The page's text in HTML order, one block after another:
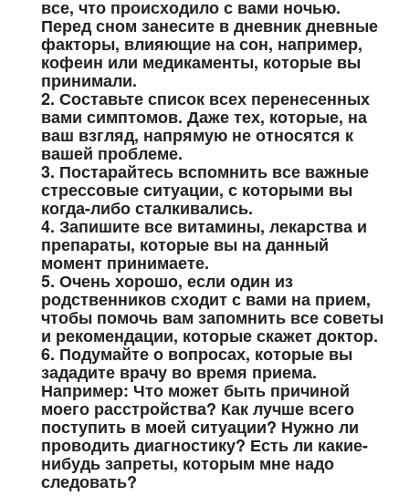
все, что происходило с вами ночью.
Перед сном занесите в дневник дневные
факторы, влияющие на сон, например,
кофеин или медикаменты, которые вы
принимали.
2. Составьте список всех перенесенных
вами симптомов. Даже тех, которые, на
ваш взгляд, напрямую не относятся к
вашей проблеме.
3. Постарайтесь вспомнить все важные
стрессовые ситуации, с которыми вы
когда-либо сталкивались.
4. Запишите все витамины, лекарства и
препараты, которые вы на данный
момент принимаете.
5. Очень хорошо, если один из
родственников сходит с вами на прием,
чтобы помочь вам запомнить все советы
и рекомендации, которые скажет доктор.
6. Подумайте о вопросах, которые вы
зададите врачу во время приема.
Например: Что может быть причиной
моего расстройства? Как лучше всего
поступить в моей ситуации? Нужно ли
проводить диагностику? Есть ли какие-
нибудь запреты, которым мне надо
следовать?